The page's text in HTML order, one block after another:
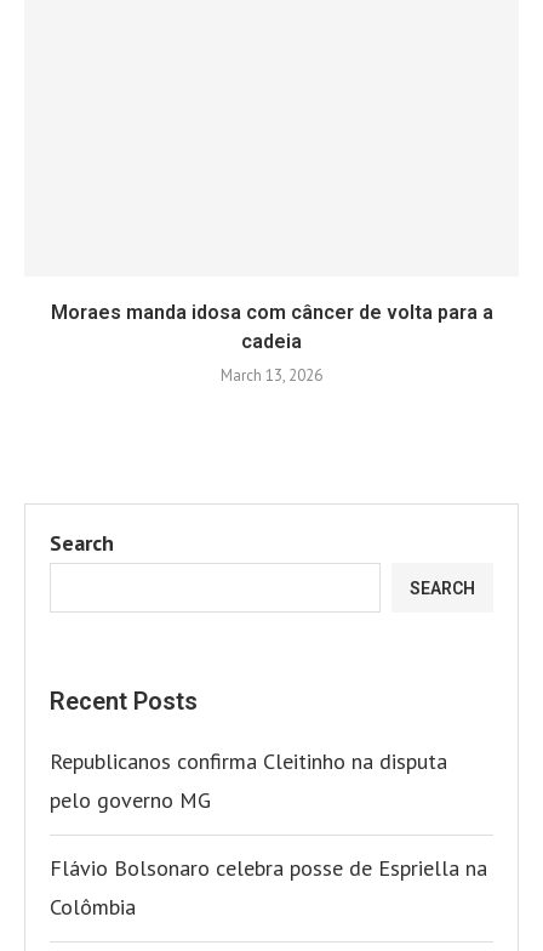
Moraes manda idosa com câncer de volta para a
cadeia
March 13, 2026
Search
SEARCH
Recent Posts
Republicanos confirma Cleitinho na disputa
pelo governo MG
Flávio Bolsonaro celebra posse de Espriella na
Colômbia